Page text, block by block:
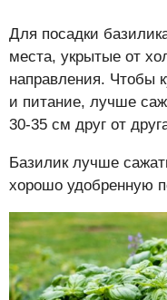
Для посадки
места, укрытые от
направления. Чтобы
и питание, лучше
30-35 см друг от
Базилик лучше
хорошо удобренную